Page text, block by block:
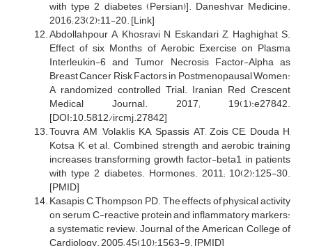
with type 2 diabetes (Persian)]. Daneshvar Medicine.
2016; 23(2):11-20. [Link]
Abdollahpour A, Khosravi N, Eskandari Z, Haghighat S.
Effect of six Months of Aerobic Exercise on Plasma
Interleukin-6 and Tumor Necrosis Factor-Alpha as
Breast Cancer Risk Factors in Postmenopausal Women:
A randomized controlled Trial. Iranian Red Crescent
Medical Journal. 2017; 19(1):e27842.
[DOI:10.5812/ircmj.27842]
Touvra AM ,Volaklis KA, Spassis AT, Zois CE, Douda H,
Kotsa K, et al. Combined strength and aerobic training
increases transforming growth factor-beta1 in patients
with type 2 diabetes. Hormones. 2011; 10(2):125-30.
[PMID]
Kasapis C, Thompson PD. The effects of physical activity
on serum C-reactive protein and inflammatory markers:
a systematic review. Journal of the American College of